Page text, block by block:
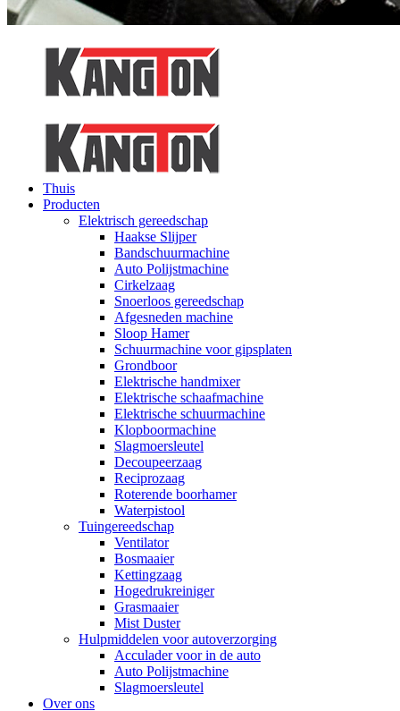
Thuis
Producten
Elektrisch gereedschap
Haakse Slijper
Bandschuurmachine
Auto Polijstmachine
Cirkelzaag
Snoerloos gereedschap
Afgesneden machine
Sloop Hamer
Schuurmachine voor gipsplaten
Grondboor
Elektrische handmixer
Elektrische schaafmachine
Elektrische schuurmachine
Klopboormachine
Slagmoersleutel
Decoupeerzaag
Reciprozaag
Roterende boorhamer
Waterpistool
Tuingereedschap
Ventilator
Bosmaaier
Kettingzaag
Hogedrukreiniger
Grasmaaier
Mist Duster
Hulpmiddelen voor autoverzorging
Acculader voor in de auto
Auto Polijstmachine
Slagmoersleutel
Over ons